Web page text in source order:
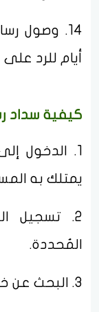
أيام للرد
كيفية سداد
1. الدخول
يمتلك به
2. تسجيل
المُحددة.
3. البحث عن خيار “المدفوعات”.